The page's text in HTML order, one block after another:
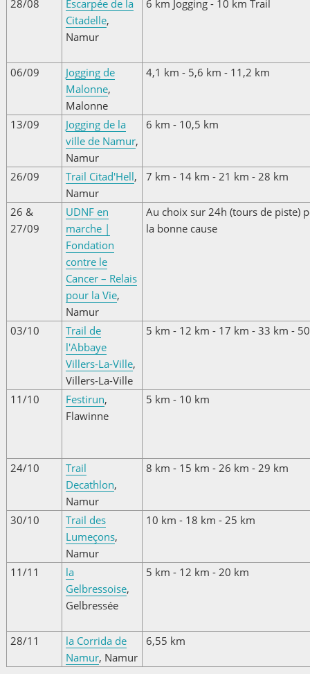
28/08
Escarpée de la
Citadelle,
Namur
6 km Jogging - 10 km Trail
06/09
Jogging de
Malonne,
Malonne
4,1 km - 5,6 km - 11,2 km
13/09
Jogging de la
ville de Namur,
Namur
6 km - 10,5 km
26/09 Trail Citad'Hell,
Namur
7 km - 14 km - 21 km - 28 km
26 &
27/09
UDNF en
marche |
Fondation
contre le
Cancer – Relais
pour la Vie,
Namur
Au choix sur 24h (tours de piste)
la bonne cause
03/10
Trail de
l'Abbaye
Villers-La-Ville,
Villers-La-Ville
5 km - 12 km - 17 km - 33 km -
11/10 Festirun,
Flawinne
5 km - 10 km
24/10
Trail
Decathlon,
Namur
8 km - 15 km - 26 km - 29 km
30/10
Trail des
Lumeçons,
Namur
10 km - 18 km - 25 km
11/11
la
Gelbressoise,
Gelbressée
5 km - 12 km - 20 km
28/11
la Corrida de
Namur, Namur
6,55 km